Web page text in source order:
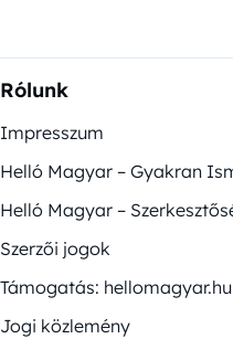
Rólunk
Impresszum
Helló Magyar – Gyakran
Helló Magyar –
Szerzői jogok
Támogatás: hellomagyar.hu
Jogi közlemény